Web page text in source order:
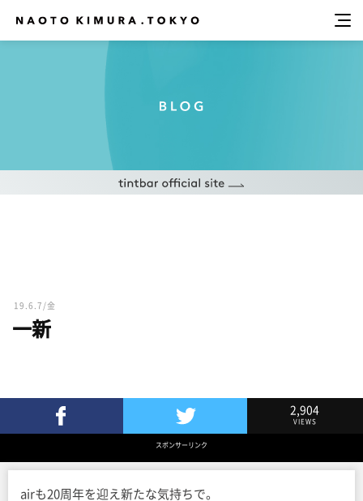
19.6.7/金
一新
Twitterでツイート
2,904
VIEWS
スポンサーリンク
airも20周年を迎え新たな気持ちで。